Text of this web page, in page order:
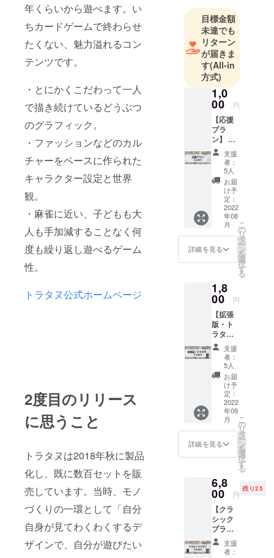
年くらいから遊べます。い
ちカードゲームで終わらせ
たくない、魅力溢れるコン
テンツです。
・とにかくこだわって一人
で描き続けているどうぶつ
のグラフィック。
・ファッションなどのカル
チャーをベースに作られた
キャラクター設定と世界
観。
・麻雀に近い、子どもも大
人も手加減することなく何
度も繰り返し遊べるゲーム
性。
トラタヌ公式ホームページ
2度目のリリース
に思うこと
トラタヌは2018年秋に製品
化し、既に数百セットを販
売しています。当時、モノ
づくりの一環として「自分
自身が見てわくわくするデ
ザインで、自分が遊びたい
目標金額
未達でも
リターン
が届きま
す(All-in
方式)
1,0
00 円
【応援
プラ
ン】 ・
応援し
てくだ
さった
あなた
に感謝
をこめ
て、ト
ラタヌ
の世界
のどう
ぶつの
誰かか
ら お礼
セージ
をお送
りしま
す。 (商
品のリ
ターン
はござ
いませ
ん。)
支援
者：
5人
お届
け予
定：
2022
年08
月
詳細を見る
こ
の
リ
タ
ー
ン
を
選
択
す
る
1,8
00 円
【拡張
版・ト
ラタヌ
+】(送
料込み)
・トラ
タヌ
+パッ
ク…1
セット
基本
セット
に加え
てさら
に楽し
い拡張
ラタヌ
プラス
を個別
に購入
可能で
す。 あ
なたの
推しど
支援
者：
5人
お届
け予
定：
2022
年09
月
詳細を見る
こ
の
リ
タ
ー
ン
を
選
択
す
る
6,8
00 円
残り25
【クラ
シック
プラ
ン】(送
料込み)
支援
者：